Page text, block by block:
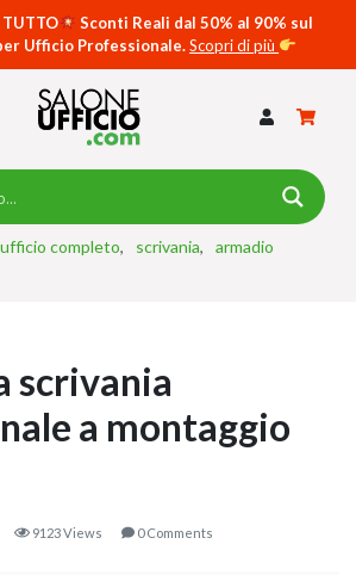
TUTTO
Sconti Reali dal 50% al 90% sul
Ufficio Professionale.Scopri di più
ufficio completo scrivania armadio
scrivania
a montaggio
9123 Views 0 Comments